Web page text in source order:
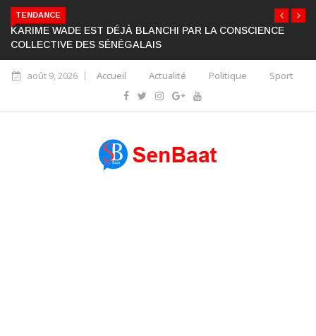
TENDANCE
KARIME WADE EST DÉJÀ BLANCHI PAR LA CONSCIENCE
COLLECTIVE DES SÉNÉGALAIS
août 9, 2026 Accueil Actualité Politique Sport